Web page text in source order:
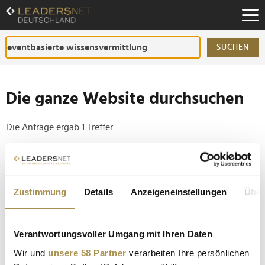
Zustimmung Details Anzeigeneinstellungen
Verantwortungsvoller Umgang mit Ihren Daten
Wir und unsere 58 Partner verarbeiten Ihre persönlichen
Zum
Inhalt
Zur
Fußzeilen-
Navigation
SUCHEN
Die ganze Website durchsuchen
Die Anfrage ergab 1 Treffer.
Tipp
Setzen Sie die gesuchten Wörter zwischen
Anführungszeichen: zb "Vorname Nachname".
Mercedes-Benz bringt 14.000 Mitarbeitende zur
Global Training Experience nach Wien